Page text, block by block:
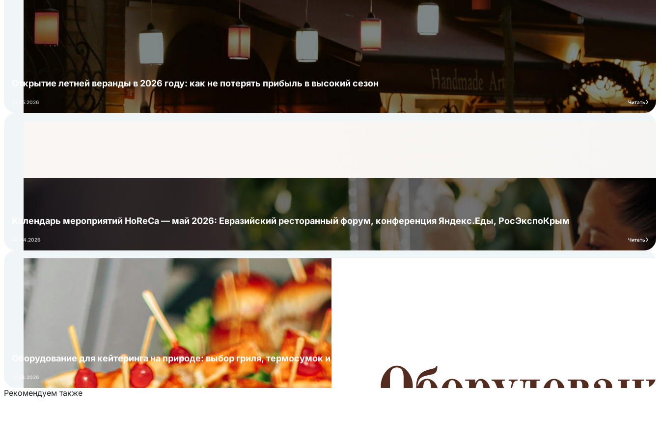
Открытие летней веранды в 2026 году: как не потерять прибыль в высокий сезон
01.05.2026 Читать
Календарь мероприятий HoReCa — май 2026: Евразийский ресторанный форум, конференция Яндекс.Еды, РосЭкспоКрым
24.04.2026 Читать
Оборудование для кейтеринга на природе: выбор гриля, термосумок и посуды для выездных мероприятий
16.04.2026
Рекомендуем также